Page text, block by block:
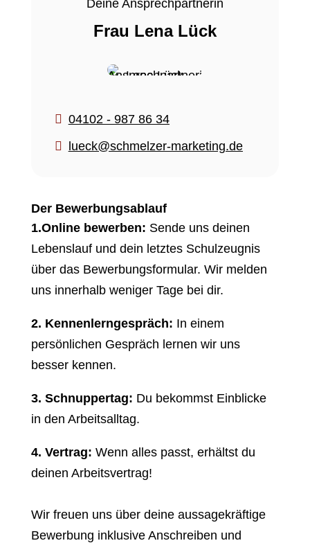
Deine Ansprechpartnerin
Frau Lena Lück
 04102 - 987 86 34
 lueck@schmelzer-marketing.de
Der Bewerbungsablauf
1.Online bewerben: Sende uns deinen
Lebenslauf und dein letztes Schulzeugnis
über das Bewerbungsformular. Wir melden
uns innerhalb weniger Tage bei dir.
2. Kennenlerngespräch: In einem
persönlichen Gespräch lernen wir uns
besser kennen.
3. Schnuppertag: Du bekommst Einblicke
in den Arbeitsalltag.
4. Vertrag: Wenn alles passt, erhältst du
deinen Arbeitsvertrag!
Wir freuen uns über deine aussagekräftige
Bewerbung inklusive Anschreiben und